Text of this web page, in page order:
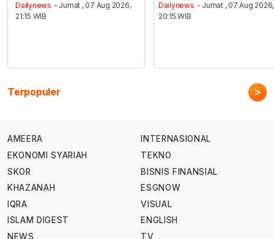
Dailynews - Jumat , 07 Aug 2026,
21:15 WIB
Dailynews - Jumat , 07 Aug 2026,
20:15 WIB
Terpopuler >
AMEERA
EKONOMI SYARIAH
SKOR
KHAZANAH
IQRA
ISLAM DIGEST
NEWS
INTERNASIONAL
TEKNO
BISNIS FINANSIAL
ESGNOW
VISUAL
ENGLISH
TV